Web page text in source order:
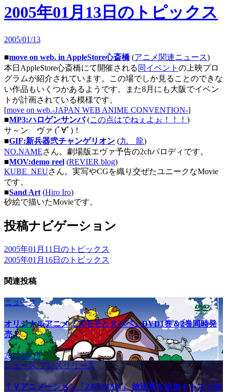
2005年01月13日のトピックス
2005/01/13
■move on web. in AppleStore心斎橋(アニメ関連ニュース)
本日AppleStore心斎橋にて開催される 同イベント の上映プロ
グラムが紹介されています。この場でしか見ることのできな
い作品もいくつかあるようです。また8月にも大阪でイベン
トが計画されている模様です。
[move on web.-JAPAN WEB ANIME CONVENTION-]
■MP3:ハロゲンサンバ(この点はでねぇよぉ！！！ )
サ～ン ヴァ (ﾟ∀ﾟ)！
■GIF:新兵器弐チャンゲリオン (九 龍)
NO.NAMEさん。劇場版エヴァ予告の2chパロディです。
■MOV:demo reel (REVIER blog)
KUBE_NEUさん。実写やCGを織り交ぜたユニークなMovie
です。
■Sand Art (Hiro Iro)
砂絵で描いたMovieです。
投稿ナビゲーション
2005年01月11日のトピックス
2005年01月16日のトピックス
関連投稿
ニュース
オリジナルアニメ『ズモモとヌペペ』DVD1巻＆2巻同時発
売！
2012/09/19
ニュース プレスリリース
ＴＶアニメーション「ZETMAN」 放送局＆追加キャスト決